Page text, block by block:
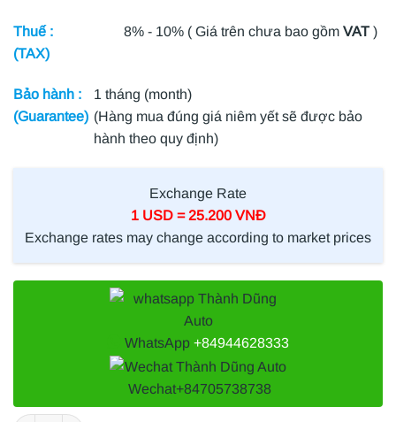
Thuế :
(TAX)
8% - 10% ( Giá trên chưa bao gồmVAT )
Bảo hành :
(Guarantee)
1 tháng (month)
(Hàng mua đúng giá niêm yết sẽ được bảo
hành theo quy định)
Exchange Rate
1 USD = 25.200 VNĐ
Exchange rates may change according to market prices
WhatsApp +84944628333
Wechat+84705738738